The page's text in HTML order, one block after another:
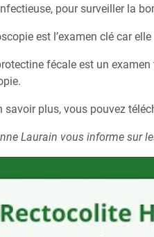
pour surveiller la
est l’examen clé car
fécale est un
savoir plus, vous pouvez
Laurain vous informe sur